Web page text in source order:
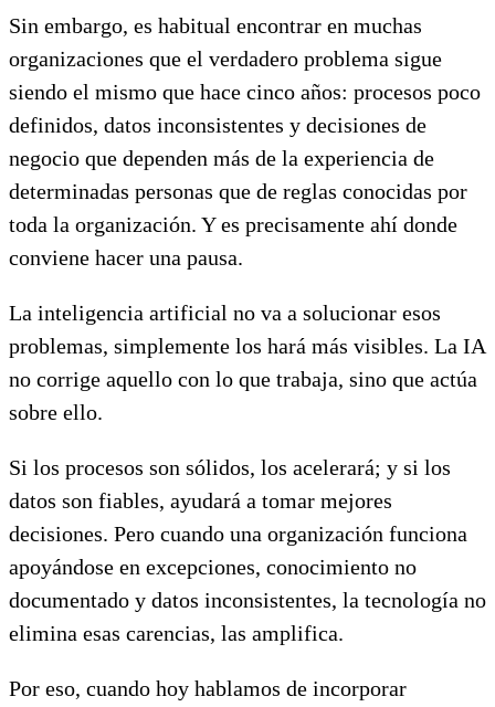
Sin embargo, es habitual encontrar en muchas
organizaciones que el verdadero problema sigue
siendo el mismo que hace cinco años: procesos poco
definidos, datos inconsistentes y decisiones de
negocio que dependen más de la experiencia de
determinadas personas que de reglas conocidas por
toda la organización. Y es precisamente ahí donde
conviene hacer una pausa.
La inteligencia artificial no va a solucionar esos
problemas, simplemente los hará más visibles. La IA
no corrige aquello con lo que trabaja, sino que actúa
sobre ello.
Si los procesos son sólidos, los acelerará; y si los
datos son fiables, ayudará a tomar mejores
decisiones. Pero cuando una organización funciona
apoyándose en excepciones, conocimiento no
documentado y datos inconsistentes, la tecnología no
elimina esas carencias, las amplifica.
Por eso, cuando hoy hablamos de incorporar